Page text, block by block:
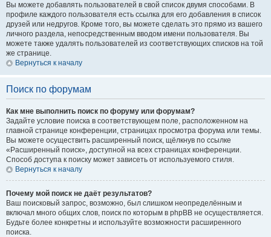
Вы можете добавлять пользователей в свой список двумя способами. В
профиле каждого пользователя есть ссылка для его добавления в список
друзей или недругов. Кроме того, вы можете сделать это прямо из вашего
личного раздела, непосредственным вводом имени пользователя. Вы
можете также удалять пользователей из соответствующих списков на той
же странице.
Вернуться к началу
Поиск по форумам
Как мне выполнить поиск по форуму или форумам?
Задайте условие поиска в соответствующем поле, расположенном на
главной странице конференции, страницах просмотра форума или темы.
Вы можете осуществить расширенный поиск, щёлкнув по ссылке
«Расширенный поиск», доступной на всех страницах конференции.
Способ доступа к поиску может зависеть от используемого стиля.
Вернуться к началу
Почему мой поиск не даёт результатов?
Ваш поисковый запрос, возможно, был слишком неопределённым и
включал много общих слов, поиск по которым в phpBB не осуществляется.
Будьте более конкретны и используйте возможности расширенного
поиска.